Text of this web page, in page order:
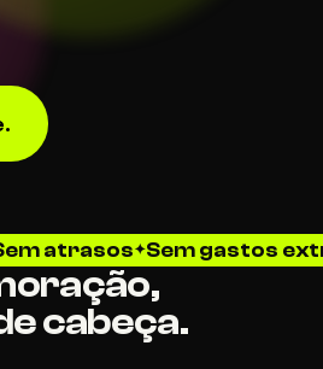
Sem gastos extras
cabeça.